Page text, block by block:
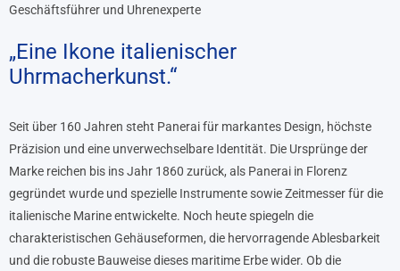
Geschäftsführer und Uhrenexperte
„Eine Ikone italienischer
Uhrmacherkunst.“
Seit über 160 Jahren steht Panerai für markantes Design, höchste
Präzision und eine unverwechselbare Identität. Die Ursprünge der
Marke reichen bis ins Jahr 1860 zurück, als Panerai in Florenz
gegründet wurde und spezielle Instrumente sowie Zeitmesser für die
italienische Marine entwickelte. Noch heute spiegeln die
charakteristischen Gehäuseformen, die hervorragende Ablesbarkeit
und die robuste Bauweise dieses maritime Erbe wider. Ob die